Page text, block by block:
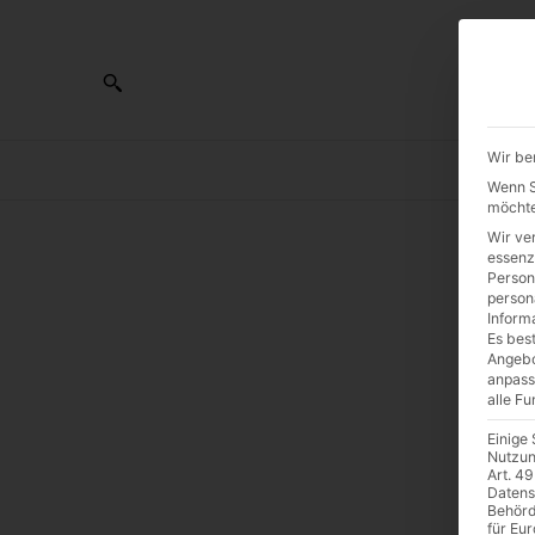
Wir
Wenn
Wir
Es
alle
Einige
Art. 49
für